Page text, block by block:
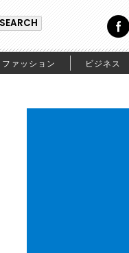
ファッション ビジネス